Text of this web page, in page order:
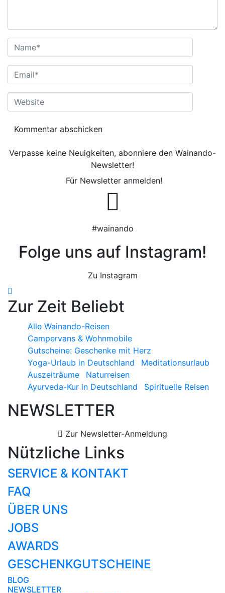
Name *
E-Mail-Adresse
Website
Verpasse keine Neuigkeiten, abonniere den Wainando-
Newsletter!
Für Newsletter anmelden!
#wainando
Folge uns auf Instagram!
Zu Instagram
Zur Zeit Beliebt
Alle Wainando-Reisen
Campervans & Wohnmobile
Gutscheine: Geschenke mit Herz
Yoga-Urlaub in Deutschland
Meditationsurlaub
Auszeiträume
Naturreisen
Ayurveda-Kur in Deutschland
Spirituelle Reisen
NEWSLETTER
Zur Newsletter-Anmeldung
Nützliche Links
SERVICE & KONTAKT
FAQ
ÜBER UNS
JOBS
AWARDS
GESCHENKGUTSCHEINE
BLOG
NEWSLETTER